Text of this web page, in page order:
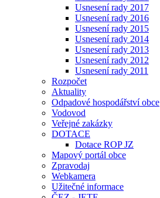
Usnesení rady 2017
Usnesení rady 2016
Usnesení rady 2015
Usnesení rady 2014
Usnesení rady 2013
Usnesení rady 2012
Usnesení rady 2011
Rozpočet
Aktuality
Odpadové hospodářství obce
Vodovod
Veřejné zakázky
DOTACE
Dotace ROP JZ
Mapový portál obce
Zpravodaj
Webkamera
Užitečné informace